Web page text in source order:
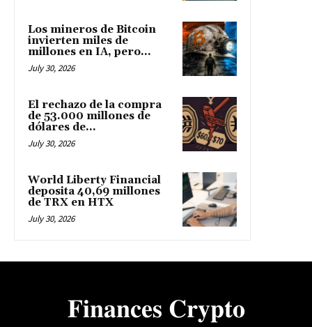
Los mineros de Bitcoin
invierten miles de
millones en IA, pero...
July 30, 2026
El rechazo de la compra
de 53.000 millones de
dólares de...
July 30, 2026
World Liberty Financial
deposita 40,69 millones
de TRX en HTX
July 30, 2026
𝐅𝐢𝐧𝐚𝐧𝐜𝐞𝐬 𝐂𝐫𝐲𝐩𝐭𝐨